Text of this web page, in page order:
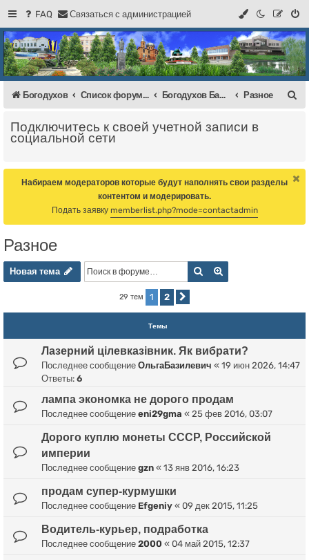
FAQ Связаться с администрацией
Регистрация
Форум Богодухова
Богодухов
Богодухов Список форумов Богодухов Балка Разное
к
Подключитесь к своей учетной записи в
социальной сети
Набираем модераторов которые будут наполнять свои разделы
контентом и модерировать.
Подать заявку memberlist.php?mode=contactadmin
Разное
Новая тема
Новая тема Поиск
29 тем 1 2
Темы
Лазерний цілевказівник. Як вибрати?
Последнее сообщение ОльгаБазилевич « 19 июн 2026, 14:47
Ответы: 6
лампа экономка не дорого продам
Последнее сообщение eni29gma « 25 фев 2016, 03:07
Дорого куплю монеты СССР, Российской
империи
Последнее сообщение gzn « 13 янв 2016, 16:23
продам супер-курмушки
Последнее сообщение Efgeniy « 09 дек 2015, 11:25
Водитель-курьер, подработка
Последнее сообщение 2000 « 04 май 2015, 12:37